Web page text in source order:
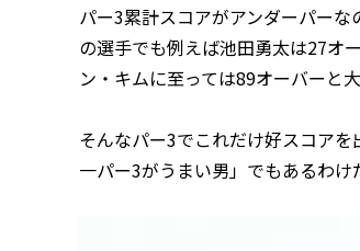
パー3累計スコアがアンダーパー
の選手でも例えば池田勇太は27オ
ン・キムに至っては89オーバーと
そんなパー3でこれだけ好スコア
一パー3がうまい男」でもあるわけ